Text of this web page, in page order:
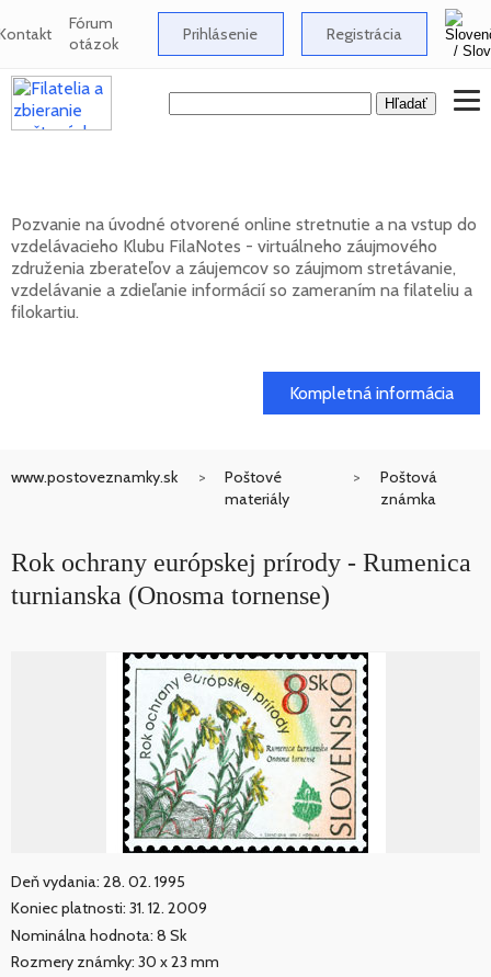
Fórum
otázok Prihlásenie Registrácia
Pozvanie na úvodné otvorené online stretnutie a na vstup do
vzdelávacieho Klubu FilaNotes - virtuálneho záujmového
združenia zberateľov a záujemcov so záujmom stretávanie,
vzdelávanie a zdieľanie informácií so zameraním na filateliu a
filokartiu.
Kompletná informácia
www.postoveznamky.sk
Poštové
materiály
Poštová
známka
Rok ochrany európskej prírody - Rumenica
turnianska (Onosma tornense)
Deň vydania: 28. 02. 1995
Koniec platnosti: 31. 12. 2009
Nominálna hodnota: 8 Sk
Rozmery známky: 30 x 23 mm